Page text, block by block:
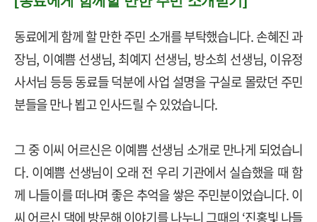
동료에게 함께 할 만한 주민 소개를 부탁했습니다.손혜진 과
장님, 이예쁨 선생님, 최예지 선생님, 방소희 선생님, 이유정
사서님 등등 동료들 덕분에 사업 설명을 구실로 몰랐던 주민
분들을 만나 뵙고 인사드릴 수 있었습니다.
그 중 이씨 어르신은 이예쁨 선생님 소개로 만나게 되었습니
다. 이예쁨 선생님이 오래 전 우리 기관에서 실습했을 때 함
께 나들이를 떠나며 좋은 추억을 쌓은 주민분이었습니다.이
씨 어르신 댁에 방문해 이야기를 나누니 그때의 ‘진홍빛 나들